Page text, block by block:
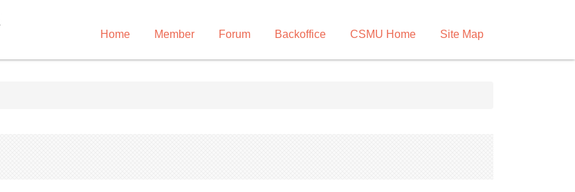
Home Member Forum Backoffice CSMU Home Site Map